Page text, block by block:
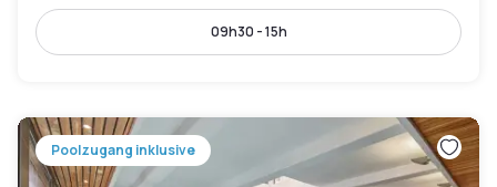
09h30 - 15h
Poolzugang inklusive